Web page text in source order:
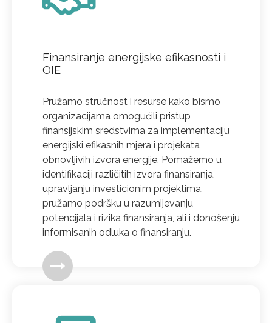
Finansiranje energijske efikasnosti i
OIE
Pružamo stručnost i resurse kako bismo
organizacijama omogućili pristup
finansijskim sredstvima za implementaciju
energijski efikasnih mjera i projekata
obnovljivih izvora energije. Pomažemo u
identifikaciji različitih izvora finansiranja,
upravljanju investicionim projektima,
pružamo podršku u razumijevanju
potencijala i rizika finansiranja, ali i donošenju
informisanih odluka o finansiranju.